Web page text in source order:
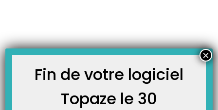
À LA UNE
Communiqué GIE SESAM-Vitale : Fin des CPS IGC 2bis et
2ter au 31/12/2020
Fin de votre logiciel
Topaze le 30
×